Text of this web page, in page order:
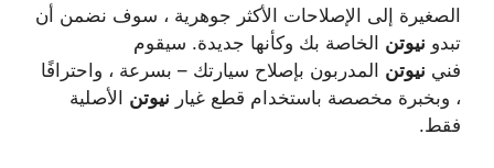
الصغيرة إلى الإصلاحات الأكثر جوهرية ، سوف نضمن أن
تبدو نيوتن الخاصة بك وكأنها جديدة. سيقوم
فني نيوتن المدربون بإصلاح سيارتك – بسرعة ، واحترافًا
، وبخبرة مخصصة باستخدام قطع غيار نيوتن الأصلية
فقط.